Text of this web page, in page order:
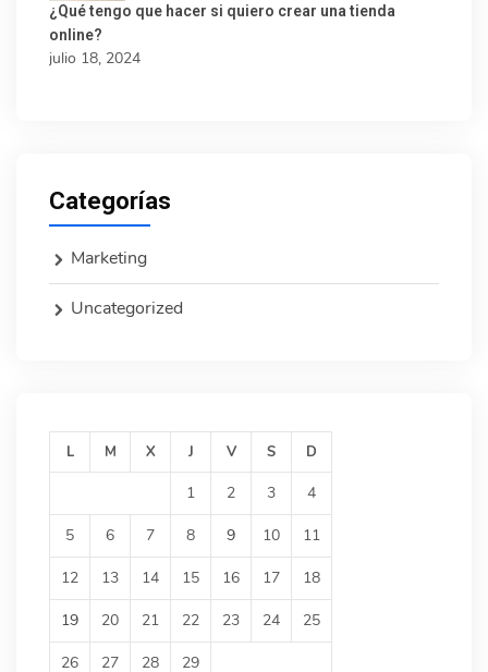
¿Qué tengo que hacer si quiero crear una tienda
online?
julio 18, 2024
Categorías
Marketing
Uncategorized
L M X J V S D
1 2 3 4
5 6 7 8 9 10 11
12 13 14 15 16 17 18
19 20 21 22 23 24 25
26 27 28 29